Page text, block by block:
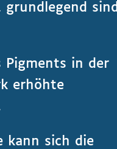
grundlegend sind
Pigments in der
erhöhte
sich die